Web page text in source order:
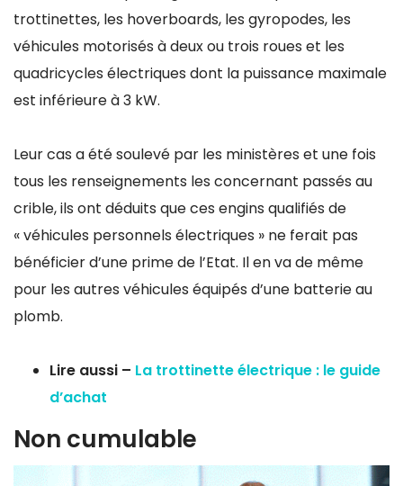
trottinettes, les hoverboards, les gyropodes, les
véhicules motorisés à deux ou trois roues et les
quadricycles électriques dont la puissance maximale
est inférieure à 3 kW.
Leur cas a été soulevé par les ministères et une fois
tous les renseignements les concernant passés au
crible, ils ont déduits que ces engins qualifiés de
« véhicules personnels électriques » ne ferait pas
bénéficier d’une prime de l’Etat. Il en va de même
pour les autres véhicules équipés d’une batterie au
plomb.
Lire aussi – La trottinette électrique : le guide
d’achat
Non cumulable